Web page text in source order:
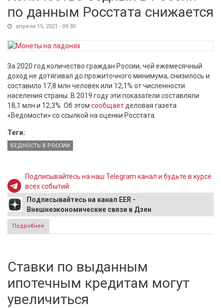
по данным Росстата снижается
апреля 15, 2021 - 09:30
За 2020 год количество граждан России, чей ежемесячный
доход не дотягивал до прожиточного минимума, снизилось и
составило 17,8 млн человек или 12,1% от численности
населения страны. В 2019 году эти показатели составляли
18,1 млн и 12,3%. Об этом сообщает деловая газета
«Ведомости» со ссылкой на оценки Росстата.
Теги:
БЕДНОСТЬ В РОССИИ
Подписывайтесь на наш Telegram канал и будьте в курсе
всех событий
Подписывайтесь на канал EER -
Внешнеэкономические связи в Дзен
Подробнее
снижается
Ставки по выданным
ипотечным кредитам могут
увеличиться